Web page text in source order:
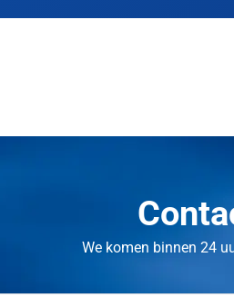
We komen binnen 24